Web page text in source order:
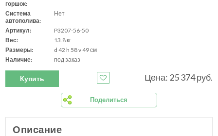
горшок:
Система
автополива:
Нет
Артикул:
P3207-56-50
Вес:
13.8 кг
Размеры:
d 42 h 58 v 49 см
Наличие:
под заказ
Купить Цена: 25 374 руб.
Поделиться
Описание